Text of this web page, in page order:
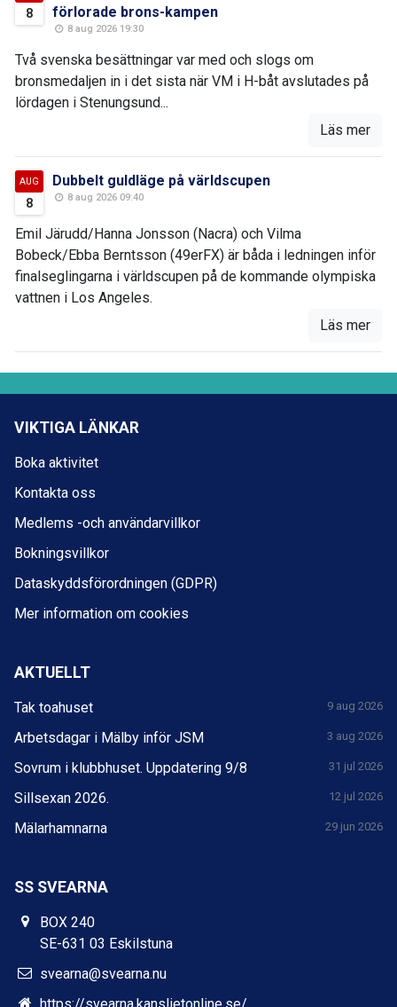
8
förlorade brons-kampen
8 aug 2026 19:30
Två svenska besättningar var med och slogs om
bronsmedaljen in i det sista när VM i H-båt avslutades på
lördagen i Stenungsund...
Läs mer
AUG
8
Dubbelt guldläge på världscupen
8 aug 2026 09:40
Emil Järudd/Hanna Jonsson (Nacra) och Vilma
Bobeck/Ebba Berntsson (49erFX) är båda i ledningen inför
finalseglingarna i världscupen på de kommande olympiska
vattnen i Los Angeles.
Läs mer
VIKTIGA LÄNKAR
Boka aktivitet
Kontakta oss
Medlems -och användarvillkor
Bokningsvillkor
Dataskyddsförordningen (GDPR)
Mer information om cookies
AKTUELLT
Tak toahuset 9 aug 2026
Arbetsdagar i Mälby inför JSM 3 aug 2026
Sovrum i klubbhuset. Uppdatering 9/8 31 jul 2026
Sillsexan 2026. 12 jul 2026
Mälarhamnarna 29 jun 2026
SS SVEARNA
BOX 240
SE-631 03 Eskilstuna
svearna@svearna.nu